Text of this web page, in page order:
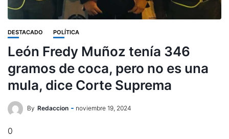
DESTACADO POLÍTICA
León Fredy Muñoz tenía 346
gramos de coca, pero no es una
mula, dice Corte Suprema
By Redaccion noviembre 19, 2024
0